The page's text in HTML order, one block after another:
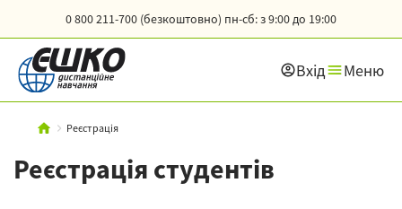
0 800 211-700 (безкоштовно) пн-сб: з 9:00 до 19:00
Вхід Меню
Реєстрація
Реєстрація студентів